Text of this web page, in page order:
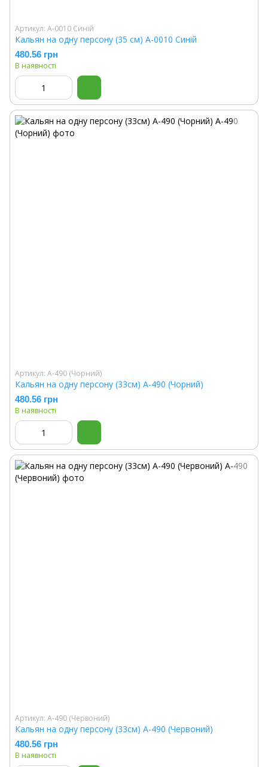
Артикул: A-0010 Синій
Кальян на одну персону (35 см) A-0010 Синій
480.56 грн
В наявності
Артикул: A-490 (Чорний)
Кальян на одну персону (33см) A-490 (Чорний)
480.56 грн
В наявності
Артикул: A-490 (Червоний)
Кальян на одну персону (33см) A-490 (Червоний)
480.56 грн
В наявності